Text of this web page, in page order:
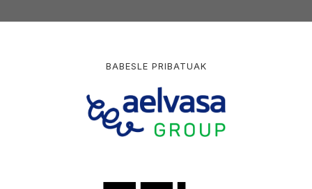
BABESLE PRIBATUAK